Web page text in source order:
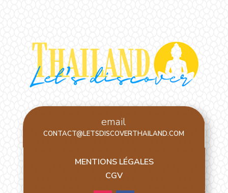
email
CONTACT@LETSDISCOVERTHAILAND.COM
MENTIONS LÉGALES
CGV